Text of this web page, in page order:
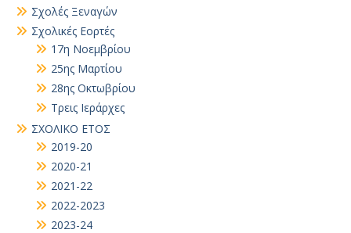
Σχολές Ξεναγών
Σχολικές Εορτές
17η Νοεμβρίου
25ης Μαρτίου
28ης Οκτωβρίου
Τρεις Ιεράρχες
ΣΧΟΛΙΚΟ ΕΤΟΣ
2019-20
2020-21
2021-22
2022-2023
2023-24